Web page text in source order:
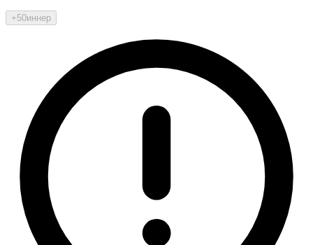
+50иннер